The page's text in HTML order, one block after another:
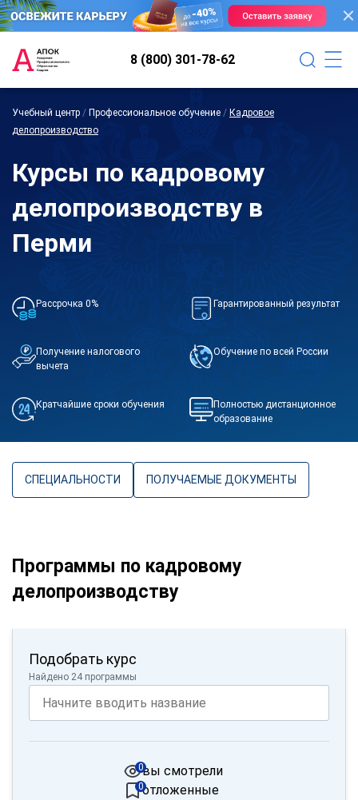
8 (800) 301-78-62
Учебный центр / Профессиональное обучение / Кадровое
делопроизводство
Курсы по кадровому
делопроизводству в
Перми
Рассрочка 0% Гарантированный результат
Получение налогового
вычета
Обучение по всей России
Кратчайшие сроки обучения
Полностью дистанционное
образование
СПЕЦИАЛЬНОСТИ ПОЛУЧАЕМЫЕ ДОКУМЕНТЫ
Программы по кадровому
делопроизводству
Подобрать курс
Найдено 24 программы
вы смотрели
0
отложенные
0